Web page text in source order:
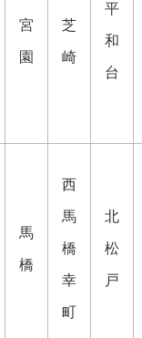
宮
園
芝
崎
平
和
台
馬
橋
西
馬
橋
幸
町
北
松
戸